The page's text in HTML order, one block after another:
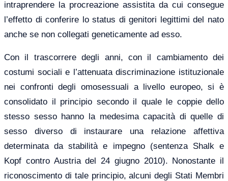
intraprendere la procreazione assistita da cui consegue
l’effetto di conferire lo status di genitori legittimi del nato
anche se non collegati geneticamente ad esso.
Con il trascorrere degli anni, con il cambiamento dei
costumi sociali e l’attenuata discriminazione istituzionale
nei confronti degli omosessuali a livello europeo, si è
consolidato il principio secondo il quale le coppie dello
stesso sesso hanno la medesima capacità di quelle di
sesso diverso di instaurare una relazione affettiva
determinata da stabilità e impegno (sentenza Shalk e
Kopf contro Austria del 24 giugno 2010). Nonostante il
riconoscimento di tale principio, alcuni degli Stati Membri